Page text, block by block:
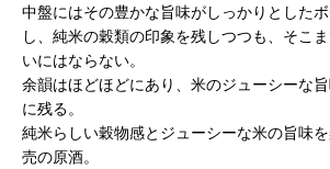
中盤にはその豊かな旨味がしっかりとした
し、純米の穀類の印象を残しつつも、そこ
いにはならない。
余韻はほどほどにあり、米のジューシーな
に残る。
純米らしい穀物感とジューシーな米の旨味
売の原酒。